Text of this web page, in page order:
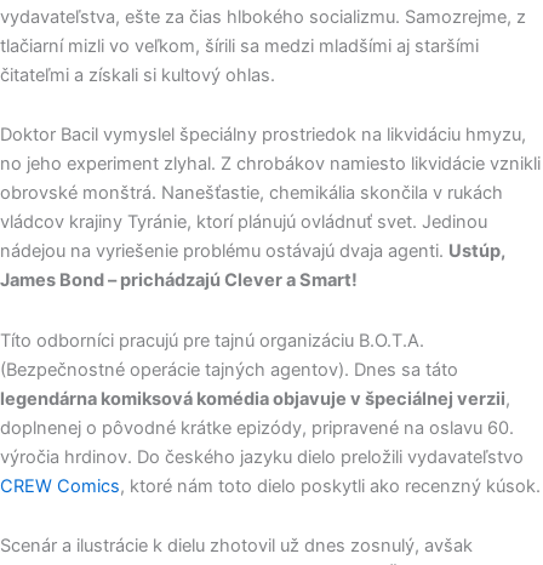
vydavateľstva, ešte za čias hlbokého socializmu. Samozrejme, z
tlačiarní mizli vo veľkom, šírili sa medzi mladšími aj staršími
čitateľmi a získali si kultový ohlas.
Doktor Bacil vymyslel špeciálny prostriedok na likvidáciu hmyzu,
no jeho experiment zlyhal. Z chrobákov namiesto likvidácie vznikli
obrovské monštrá. Nanešťastie, chemikália skončila v rukách
vládcov krajiny Tyránie, ktorí plánujú ovládnuť svet. Jedinou
nádejou na vyriešenie problému ostávajú dvaja agenti. Ustúp,
James Bond – prichádzajú Clever a Smart!
Títo odborníci pracujú pre tajnú organizáciu B.O.T.A.
(Bezpečnostné operácie tajných agentov). Dnes sa táto
legendárna komiksová komédia objavuje v špeciálnej verzii,
doplnenej o pôvodné krátke epizódy, pripravené na oslavu 60.
výročia hrdinov. Do českého jazyku dielo preložili vydavateľstvo
CREW Comics, ktoré nám toto dielo poskytli ako recenzný kúsok.
Scenár a ilustrácie k dielu zhotovil už dnes zosnulý, avšak